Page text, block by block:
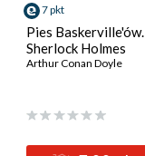
7 pkt
Pies Baskerville'ów.
Sherlock Holmes
Arthur Conan Doyle